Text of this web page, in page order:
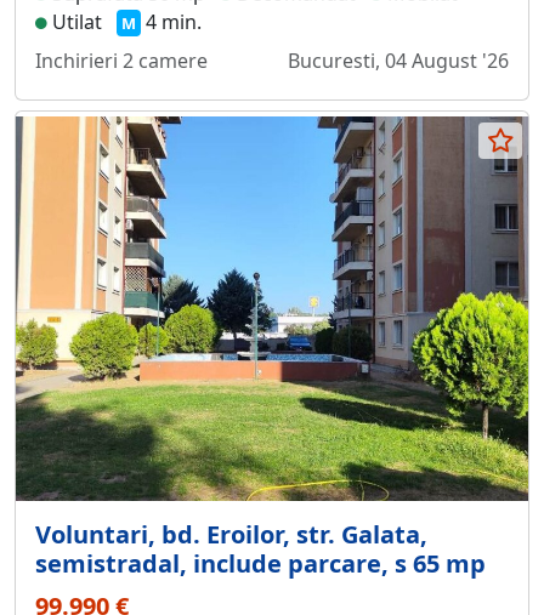
Utilat
M 4 min.
Inchirieri 2 camere
Bucuresti, 04 August '26
Voluntari, bd. Eroilor, str. Galata,
semistradal, include parcare, s 65 mp
99.990 €